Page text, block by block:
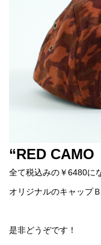
“RED CAMO
全て税込みの￥6480に
オリジナルのキャップ
是非どうぞです！